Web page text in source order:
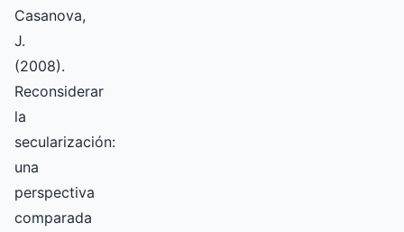
Casanova,
J.
(2008).
Reconsiderar
la
secularización:
una
perspectiva
comparada